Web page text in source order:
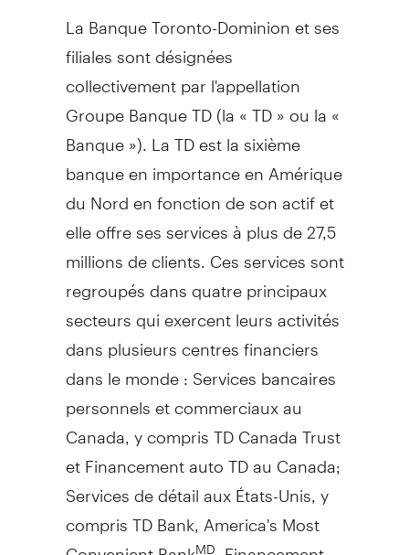
La Banque Toronto-Dominion et ses
filiales sont désignées
collectivement par l'appellation
Groupe Banque TD (la « TD » ou la «
Banque »). La TD est la sixième
banque en importance en Amérique
du Nord en fonction de son actif et
elle offre ses services à plus de 27,5
millions de clients. Ces services sont
regroupés dans quatre principaux
secteurs qui exercent leurs activités
dans plusieurs centres financiers
dans le monde : Services bancaires
personnels et commerciaux au
Canada, y compris TD Canada Trust
et Financement auto TD au Canada;
Services de détail aux États-Unis, y
compris TD Bank, America's Most
Convenient BankMD , Financement